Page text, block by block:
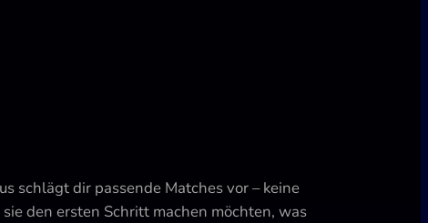
schlägt dir passende Matches vor – keine
den ersten Schritt machen möchten, was